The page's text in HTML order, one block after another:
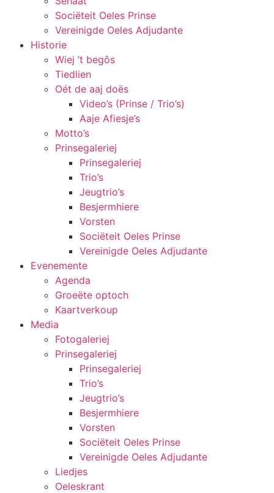
Sociëteit Oeles Prinse
Vereinigde Oeles Adjudante
Historie
Wiej ’t begôs
Tiedlien
Oét de aaj doës
Video’s (Prinse / Trio’s)
Aaje Afiesje’s
Motto’s
Prinsegaleriej
Prinsegaleriej
Trio’s
Jeugtrio’s
Besjermhiere
Vorsten
Sociëteit Oeles Prinse
Vereinigde Oeles Adjudante
Evenemente
Agenda
Groeëte optoch
Kaartverkoup
Media
Fotogaleriej
Prinsegaleriej
Prinsegaleriej
Trio’s
Jeugtrio’s
Besjermhiere
Vorsten
Sociëteit Oeles Prinse
Vereinigde Oeles Adjudante
Liedjes
Oeleskrant